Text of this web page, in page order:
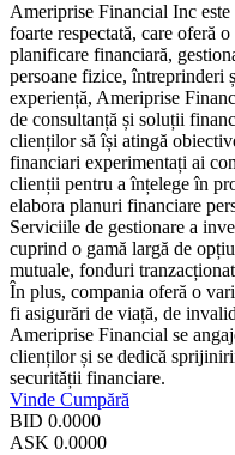
Ameriprise Financial Inc
foarte respectată, care oferă
planificare financiară,
persoane fizice, întreprinderi
experiență, Ameriprise
de consultanță și soluții
clienților să își atingă
financiari experimentați ai
clienții pentru a înțelege în
elabora planuri financiare
Serviciile de gestionare a
cuprind o gamă largă de
mutuale, fonduri
În plus, compania oferă o
fi asigurări de viață, de
Ameriprise Financial se
clienților și se dedică
securității financiare.
Vinde Cumpără
BID 0.0000
ASK 0.0000